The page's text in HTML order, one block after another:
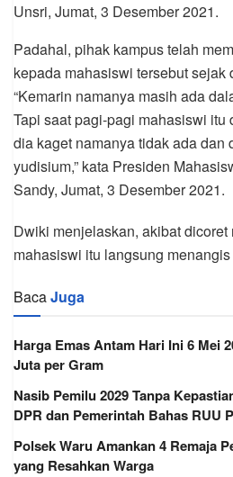
Unsri, Jumat, 3 Desember 2021.
Padahal, pihak kampus telah
kepada mahasiswi tersebut sejak
“Kemarin namanya masih ada
Tapi saat pagi-pagi mahasiswi itu
dia kaget namanya tidak ada dan
yudisium,” kata Presiden
Sandy, Jumat, 3 Desember 2021.
Dwiki menjelaskan, akibat
mahasiswi itu langsung
BacaJuga
Harga Emas Antam Hari Ini 6 Mei
Juta per Gram
Nasib Pemilu 2029 Tanpa
DPR dan Pemerintah Bahas RUU
Polsek Waru Amankan 4 Remaja
yang Resahkan Warga